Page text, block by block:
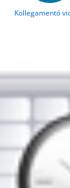
Kollegamentó